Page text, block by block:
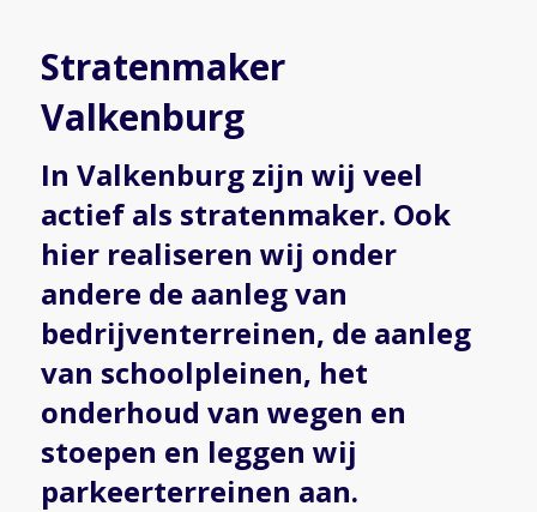
Stratenmaker
Valkenburg
In Valkenburg zijn wij veel
actief als stratenmaker. Ook
hier realiseren wij onder
andere de aanleg van
bedrijventerreinen, de aanleg
van schoolpleinen, het
onderhoud van wegen en
stoepen en leggen wij
parkeerterreinen aan.